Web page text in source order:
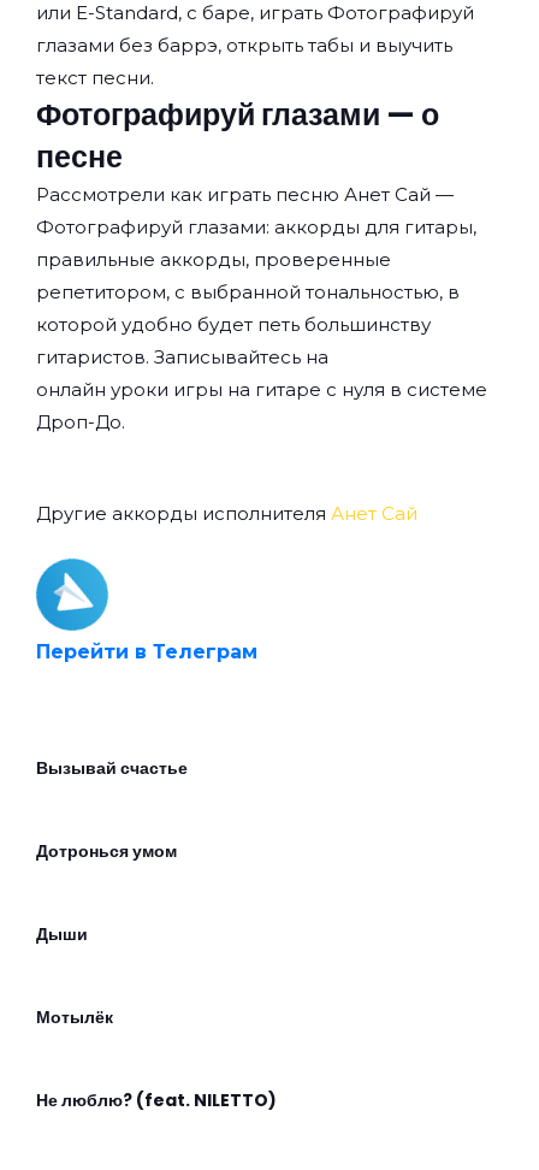
или E-Standard, с баре, играть Фотографируй
глазами без баррэ, открыть табы и выучить
текст песни.
Фотографируй глазами — о
песне
Рассмотрели как играть песню Анет Сай —
Фотографируй глазами: аккорды для гитары,
правильные аккорды, проверенные
репетитором, с выбранной тональностью, в
которой удобно будет петь большинству
гитаристов. Записывайтесь на
онлайн уроки игры на гитаре с нуля в системе
Дроп-До.
Другие аккорды исполнителя Анет Сай
Перейти в Телеграм
Вызывай счастье
Дотронься умом
Дыши
Мотылёк
Не люблю? (feat. NILETTO)